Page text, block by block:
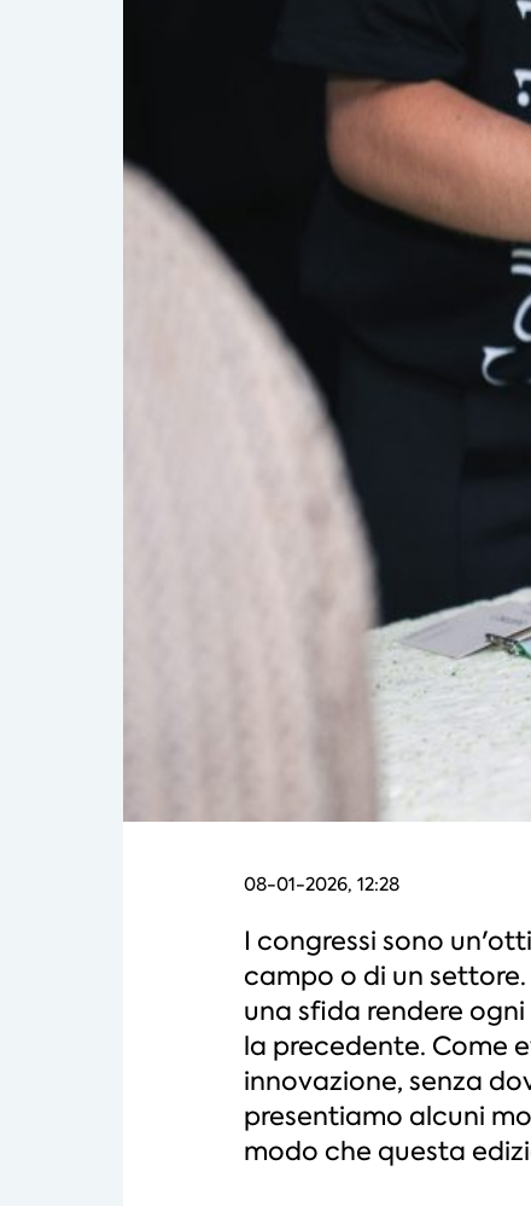
08-01-2026, 12:28
I congressi sono
campo o di un
una sfida rendere
la precedente. Come
innovazione, senza
presentiamo alcuni
modo che questa